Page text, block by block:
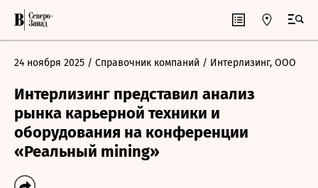
24 ноября 2025 / Справочник компаний / Интерлизинг, ООО
Интерлизинг представил анализ
рынка карьерной техники и
оборудования на конференции
«Реальный mining»